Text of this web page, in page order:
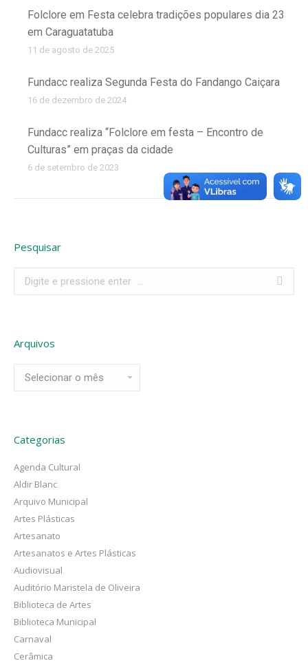
Folclore em Festa celebra tradições populares dia 23
em Caraguatatuba
11 de agosto de 2025
Fundacc realiza Segunda Festa do Fandango Caiçara
16 de dezembro de 2024
Fundacc realiza “Folclore em festa – Encontro de
Culturas” em praças da cidade
6 de setembro de 2023
Pesquisar
Arquivos
Categorias
Agenda Cultural
Aldir Blanc
Arquivo Municipal
Artes Plásticas
Artesanato
Artesanatos e Artes Plásticas
Audiovisual
Auditório Maristela de Oliveira
Biblioteca de Artes
Biblioteca Municipal
Carnaval
Cerâmica